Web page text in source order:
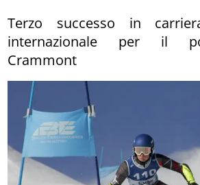
Terzo successo in
internazionale per il
Crammont